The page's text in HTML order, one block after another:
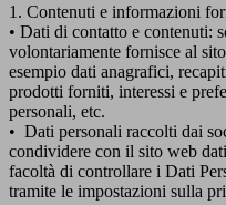
1. Contenuti e informazioni
• Dati di contatto e contenuti:
volontariamente fornisce al
esempio dati anagrafici,
prodotti forniti, interessi e
personali, etc.
• Dati personali raccolti dai
condividere con il sito web
facoltà di controllare i Dati
tramite le impostazioni sulla